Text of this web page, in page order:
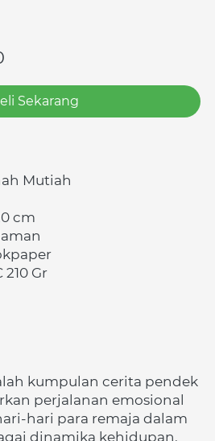
Sekarang
Mutiah
cm
210 Gr
kumpulan cerita pendek
perjalanan emosional
hari para remaja dalam
dinamika kehidupan.